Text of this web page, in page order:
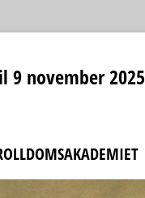
9 november 2025